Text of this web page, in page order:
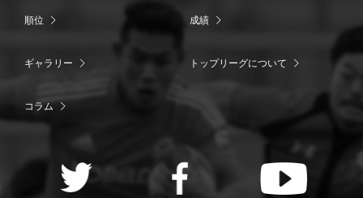
順位 成績
ギャラリー トップリーグについて
コラム